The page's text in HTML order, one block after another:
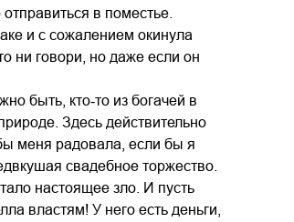
в поместье.
и с сожалением окинула
ни говори, но даже если он
быть, кто‑то из богачей в
Здесь действительно
меня радовала, если бы я
свадебное торжество.
настоящее зло. И пусть
властям! У него есть деньги,